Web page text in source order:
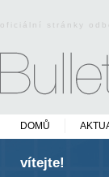
oficiální stránky
DOMŮ
vítejte!